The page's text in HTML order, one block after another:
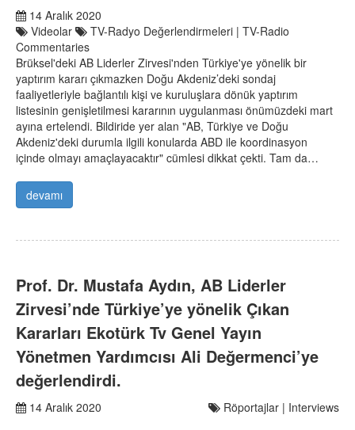
14 Aralık 2020
Videolar
TV-Radyo Değerlendirmeleri | TV-Radio
Commentaries
Brüksel'deki AB Liderler Zirvesi'nden Türkiye'ye yönelik bir
yaptırım kararı çıkmazken Doğu Akdeniz’deki sondaj
faaliyetleriyle bağlantılı kişi ve kuruluşlara dönük yaptırım
listesinin genişletilmesi kararının uygulanması önümüzdeki mart
ayına ertelendi. Bildiride yer alan "AB, Türkiye ve Doğu
Akdeniz'deki durumla ilgili konularda ABD ile koordinasyon
içinde olmayı amaçlayacaktır" cümlesi dikkat çekti. Tam da…
devamı
Prof. Dr. Mustafa Aydın, AB Liderler
Zirvesi’nde Türkiye’ye yönelik Çıkan
Kararları Ekotürk Tv Genel Yayın
Yönetmen Yardımcısı Ali Değermenci’ye
değerlendirdi.
14 Aralık 2020
Röportajlar | Interviews